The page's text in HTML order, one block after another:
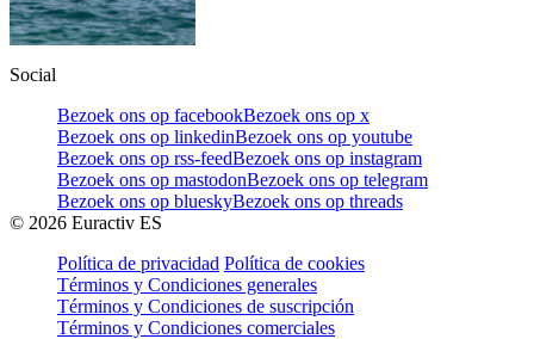
Social
Bezoek ons op facebookBezoek ons op x
Bezoek ons op linkedinBezoek ons op youtube
Bezoek ons op rss-feedBezoek ons op instagram
Bezoek ons op mastodonBezoek ons op telegram
Bezoek ons op blueskyBezoek ons op threads
© 2026 Euractiv ES
Política de privacidad Política de cookies
Términos y Condiciones generales
Términos y Condiciones de suscripción
Términos y Condiciones comerciales